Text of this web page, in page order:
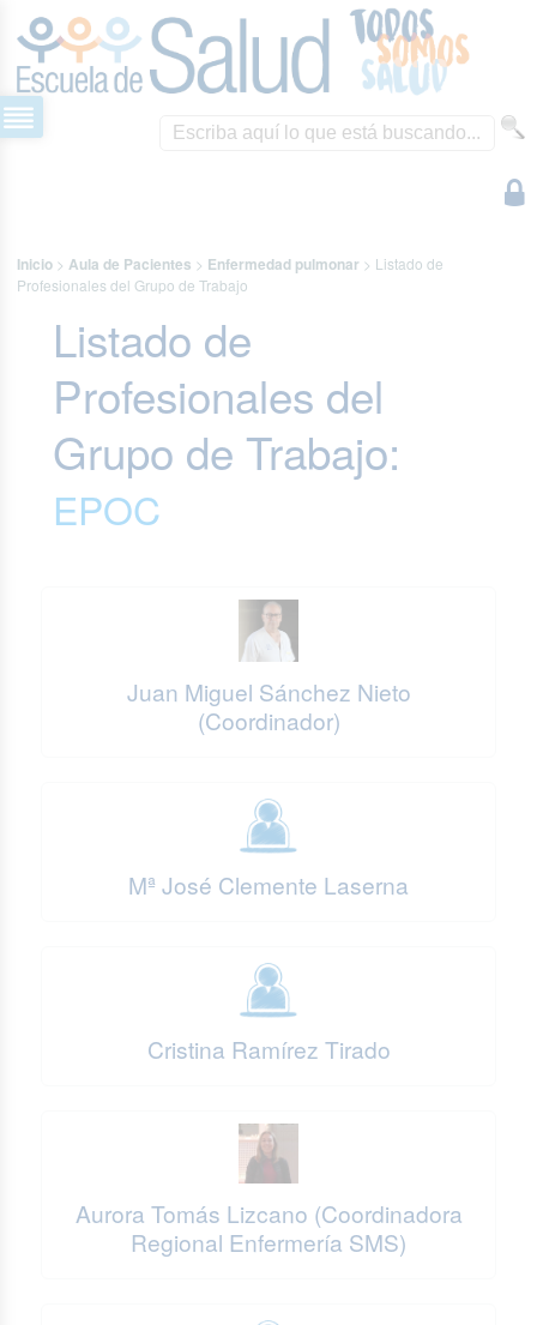
Inicio > Aula de Pacientes > Enfermedad pulmonar > Listado de
Profesionales del Grupo de Trabajo
Listado de
Profesionales del
Grupo de Trabajo:
EPOC
Juan Miguel Sánchez Nieto
(Coordinador)
Mª José Clemente Laserna
Cristina Ramírez Tirado
Aurora Tomás Lizcano (Coordinadora
Regional Enfermería SMS)